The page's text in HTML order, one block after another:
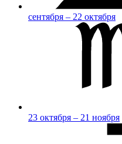
сентября – 22 октября
23 октября – 21 ноября